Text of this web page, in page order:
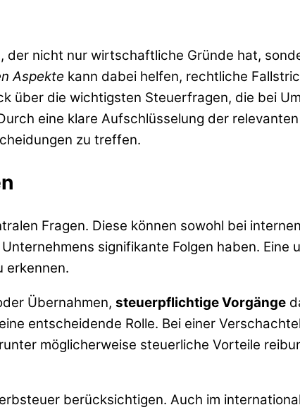
nicht nur wirtschaftliche Gründe hat,
Aspekte kann dabei helfen, rechtliche
über die wichtigsten Steuerfragen, die bei
eine klare Aufschlüsselung der
zu treffen.
Fragen. Diese können sowohl bei
signifikante Folgen haben. Eine
erkennen.
Übernahmen, steuerpflichtige Vorgänge
entscheidende Rolle. Bei einer
möglicherweise steuerliche Vorteile
berücksichtigen. Auch im